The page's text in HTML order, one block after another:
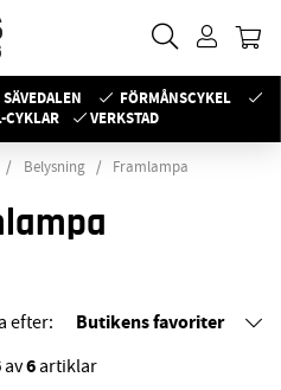
FÖRMÅNSCYKEL
CYKLAR
VERKSTAD
Belysning Framlampa
efter: Butikens favoriter
av6artiklar